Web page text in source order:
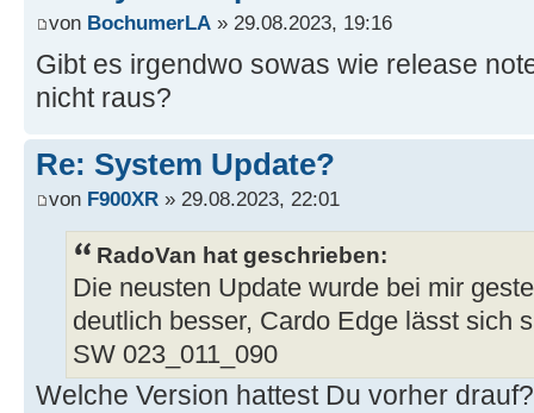
von BochumerLA » 29.08.2023, 19:16
Gibt es irgendwo sowas wie release
nicht raus?
Re: System Update?
von F900XR » 29.08.2023, 22:01
RadoVan hat geschrieben:
Die neusten Update wurde bei mir
deutlich besser, Cardo Edge lässt sich
SW 023_011_090
Welche Version hattest Du vorher drauf?